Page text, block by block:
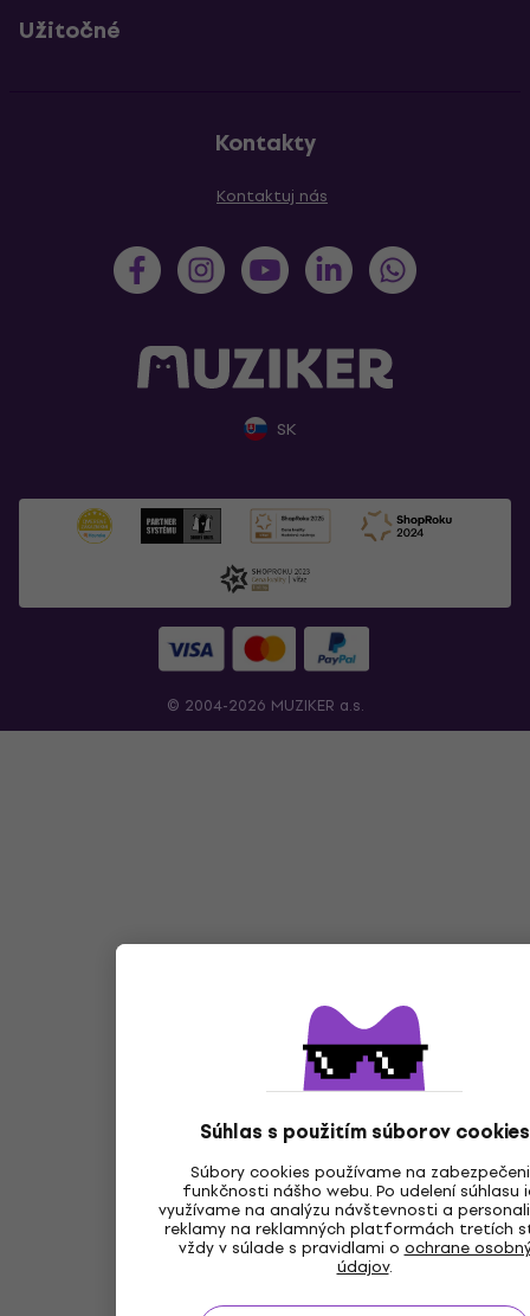
Súhlas s použitím súborov cookies
Súbory cookies používame na
funkčnosti nášho webu. Po udelení súhlasu
využívame na analýzu návštevnosti a
reklamy na reklamných platformách tretích
vždy v súlade s pravidlami o ochrane
údajov.
Užitočné
Kontakty
Kontaktuj nás
SK
© 2004-2026 MUZIKER a.s.